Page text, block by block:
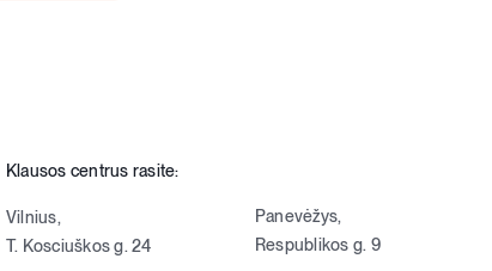
Klausos centrus rasite:
Vilnius,
T. Kosciuškos g. 24
Panevėžys,
Respublikos g. 9